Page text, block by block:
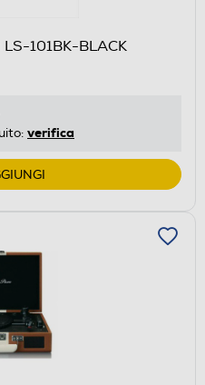
101BK-BLACK
verifica